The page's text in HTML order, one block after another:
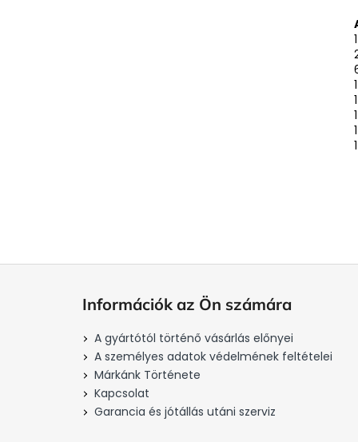
Információk az Ön számára
A gyártótól történő vásárlás előnyei
A személyes adatok védelmének feltételei
Márkánk Története
Kapcsolat
Garancia és jótállás utáni szerviz